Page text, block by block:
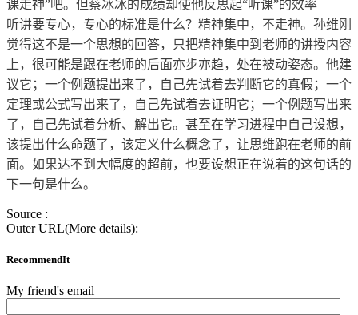
课走神”吧。但蔡冰冰的成绩却使他反思起“听课”的效率——
听讲要专心，专心的标准是什么？精神集中，不走神。孙维刚
觉得这不是一个思想的回答，只把精神集中到老师的讲授内容
上，很可能是跟在老师的后面亦步亦趋，处在被动姿态。他建
议它；一个例题提出来了，自己先试着去判断它的真假；一个
定理或公式写出来了，自己先试着去证明它；一个例题写出来
了，自己先试着分析、解出它。甚至在学习进程中自己设想，
该提出什么命题了，该定义什么概念了，让思维跑在老师的前
面。如果达不到大幅度的超前，也要设想正在说着的这句话的
下一句是什么。
Source :
Outer URL(More details):
RecommendIt
My friend's email